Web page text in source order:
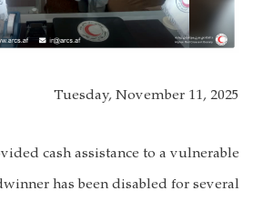
Tuesday, November 11, 2025
cash assistance to a vulnerable
has been disabled for several